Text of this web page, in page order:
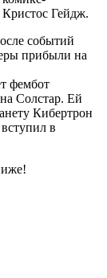
Гейдж.
событий
прибыли на
фембот
Солстар. Ей
Кибертрон
в